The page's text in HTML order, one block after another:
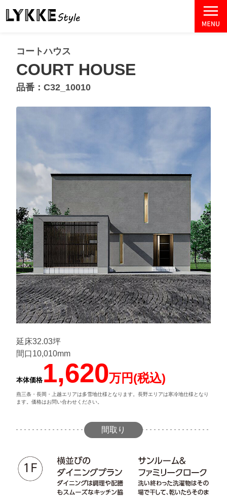
コートハウス
COURT HOUSE
品番：C32_10010
延床32.03坪
間口10,010mm
本体価格 1,620万円(税込)
燕三条・長岡・上越エリアは多雪地仕様となります。長野エリアは寒冷地仕様となり
ます。価格はお問い合わせください。
間取り